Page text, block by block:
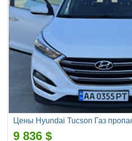
Цены Hyundai Tucson Газ
9 836 $